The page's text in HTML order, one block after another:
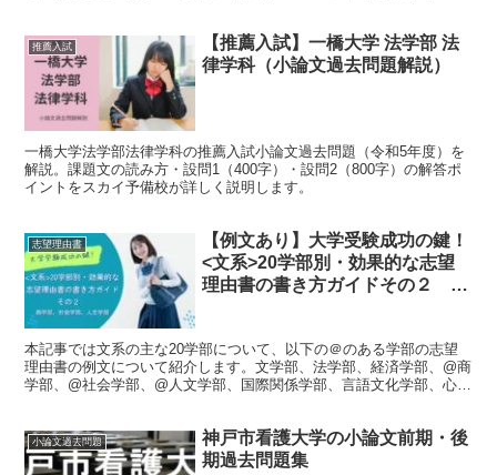
推薦入試
【推薦入試】一橋大学 法学部 法
律学科（小論文過去問題解説）
一橋大学法学部法律学科の推薦入試小論文過去問題（令和5年度）を
解説。課題文の読み方・設問1（400字）・設問2（800字）の解答ポ
イントをスカイ予備校が詳しく説明します。
志望理由書
【例文あり】大学受験成功の鍵！
<文系>20学部別・効果的な志望
理由書の書き方ガイドその２
本記事では文系の主な20学部について、以下の＠のある学部の志望
理由書の例文について紹介します。文学部、法学部、経済学部、@商
学部、@社会学部、@人文学部、国際関係学部、言語文化学部、心理
小論文過去問題
神戸市看護大学の小論文前期・後
期過去問題集